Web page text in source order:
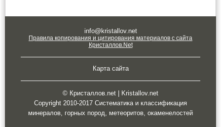
info@kristallov.net
Правила копирования и цитирования материалов с сайта
Кристаллов.Net
Карта сайта
© Кристаллов.net | Kristallov.net
Copyright 2010-2017 Систематика и классификация
минералов, горных пород, метеоритов, окаменелостей